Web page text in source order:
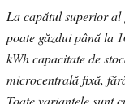
La capătul superior
poate găzdui până la
kWh capacitate de
microcentrală fixă,
Toate variantele sunt